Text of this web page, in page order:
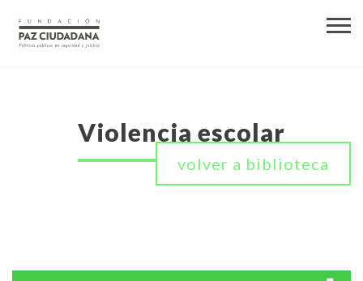
Violencia escolar
volver a biblioteca